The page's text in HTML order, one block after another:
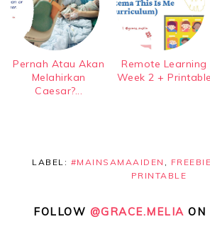
Pernah Atau Akan
Melahirkan
Caesar?...
Remote Learning
Week 2 + Printable
LABEL: #MAINSAMAAIDEN ,
PRINTABLE
FOLLOW @GRACE.MELIA ON